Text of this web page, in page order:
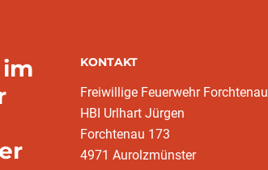
im
KONTAKT
Freiwillige Feuerwehr Forchtenau
HBI Urlhart Jürgen
Forchtenau 173
4971 Aurolzmünster